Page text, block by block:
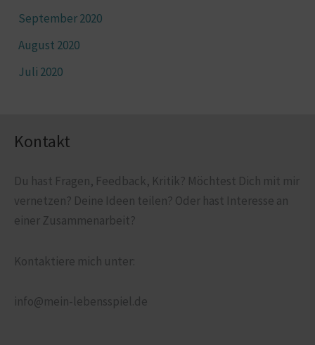
September 2020
August 2020
Juli 2020
Kontakt
Du hast Fragen, Feedback, Kritik? Möchtest Dich mit mir
vernetzen? Deine Ideen teilen? Oder hast Interesse an
einer Zusammen­arbeit?
Kontaktiere mich unter:
info@mein-lebensspiel.de